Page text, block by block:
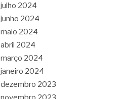
julho 2024
junho 2024
maio 2024
abril 2024
março 2024
janeiro 2024
dezembro 2023